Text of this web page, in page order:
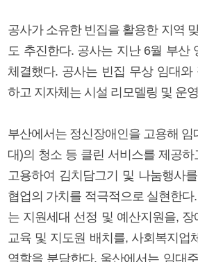
공사가 소유한 빈집을 활용한 지역
도 추진한다. 공사는 지난 6월 부산
체결했다. 공사는 빈집 무상 임대
하고 지자체는 시설 리모델링 및 운
부산에서는 정신장애인을 고용해 임
대)의 청소 등 클린 서비스를 제공
고용하여 김치담그기 및 나눔행사
협업의 가치를 적극적으로 실현한
는 지원세대 선정 및 예산지원을,
교육 및 지도원 배치를, 사회복지업
역할을 분담한다. 울산에서는 임대